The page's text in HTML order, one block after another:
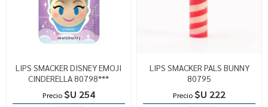
LIPS SMACKER DISNEY EMOJI
CINDERELLA 80798***
Precio $U 254
LIPS SMACKER PALS BUNNY
80795
Precio $U 222